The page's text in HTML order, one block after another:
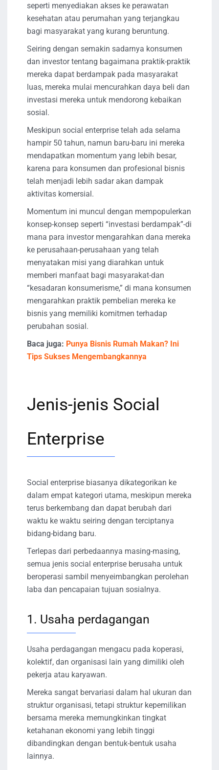
seperti menyediakan akses ke perawatan
kesehatan atau perumahan yang terjangkau
bagi masyarakat yang kurang beruntung.
Seiring dengan semakin sadarnya konsumen
dan investor tentang bagaimana praktik-praktik
mereka dapat berdampak pada masyarakat
luas, mereka mulai mencurahkan daya beli dan
investasi mereka untuk mendorong kebaikan
sosial.
Meskipun social enterprise telah ada selama
hampir 50 tahun, namun baru-baru ini mereka
mendapatkan momentum yang lebih besar,
karena para konsumen dan profesional bisnis
telah menjadi lebih sadar akan dampak
aktivitas komersial.
Momentum ini muncul dengan mempopulerkan
konsep-konsep seperti “investasi berdampak”-di
mana para investor mengarahkan dana mereka
ke perusahaan-perusahaan yang telah
menyatakan misi yang diarahkan untuk
memberi manfaat bagi masyarakat-dan
“kesadaran konsumerisme,” di mana konsumen
mengarahkan praktik pembelian mereka ke
bisnis yang memiliki komitmen terhadap
perubahan sosial.
Baca juga: Punya Bisnis Rumah Makan? Ini
Tips Sukses Mengembangkannya
Jenis-jenis Social
Enterprise
Social enterprise biasanya dikategorikan ke
dalam empat kategori utama, meskipun mereka
terus berkembang dan dapat berubah dari
waktu ke waktu seiring dengan terciptanya
bidang-bidang baru.
Terlepas dari perbedaannya masing-masing,
semua jenis social enterprise berusaha untuk
beroperasi sambil menyeimbangkan perolehan
laba dan pencapaian tujuan sosialnya.
1. Usaha perdagangan
Usaha perdagangan mengacu pada koperasi,
kolektif, dan organisasi lain yang dimiliki oleh
pekerja atau karyawan.
Mereka sangat bervariasi dalam hal ukuran dan
struktur organisasi, tetapi struktur kepemilikan
bersama mereka memungkinkan tingkat
ketahanan ekonomi yang lebih tinggi
dibandingkan dengan bentuk-bentuk usaha
lainnya.